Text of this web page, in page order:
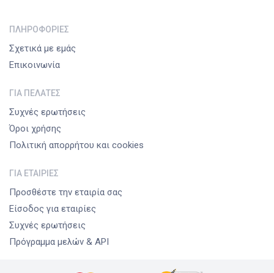
ΠΛΗΡΟΦΟΡΊΕΣ
Σχετικά με εμάς
Επικοινωνία
ΓΙΑ ΠΕΛΆΤΕΣ
Συχνές ερωτήσεις
Όροι χρήσης
Πολιτική απορρήτου και cookies
ΓΙΑ ΕΤΑΙΡΊΕΣ
Προσθέστε την εταιρία σας
Είσοδος για εταιρίες
Συχνές ερωτήσεις
Πρόγραμμα μελών & API